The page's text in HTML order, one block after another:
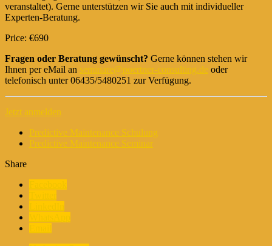
veranstaltet). Gerne unterstützen wir Sie auch mit individueller
Experten-Beratung.
Price: €690
Fragen oder Beratung gewünscht? Gerne können stehen wir
Ihnen per eMail an seminare@poertner-consulting.de oder
telefonisch unter 06435/5480251 zur Verfügung.
Jetzt anmelden
Predictive Maintenance Schulung
Predictive Maintenance Seminar
Share